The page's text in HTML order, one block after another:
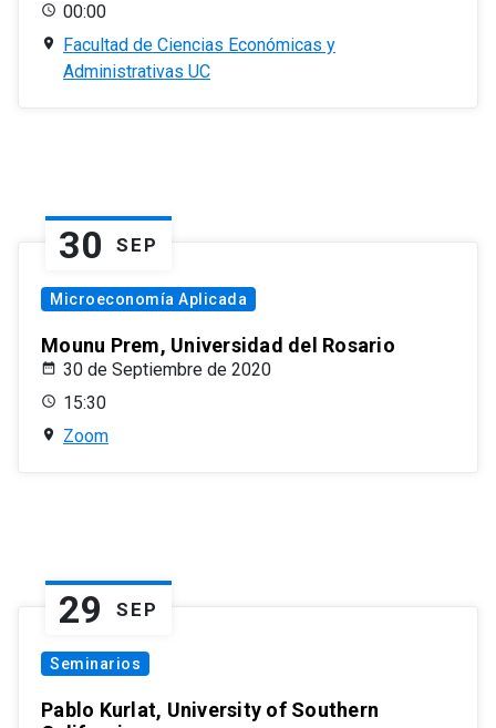
00:00
Facultad de Ciencias Económicas y
Administrativas UC
30 SEP
Microeconomía Aplicada
Mounu Prem, Universidad del Rosario
30 de Septiembre de 2020
15:30
Zoom
29 SEP
Seminarios
Pablo Kurlat, University of Southern